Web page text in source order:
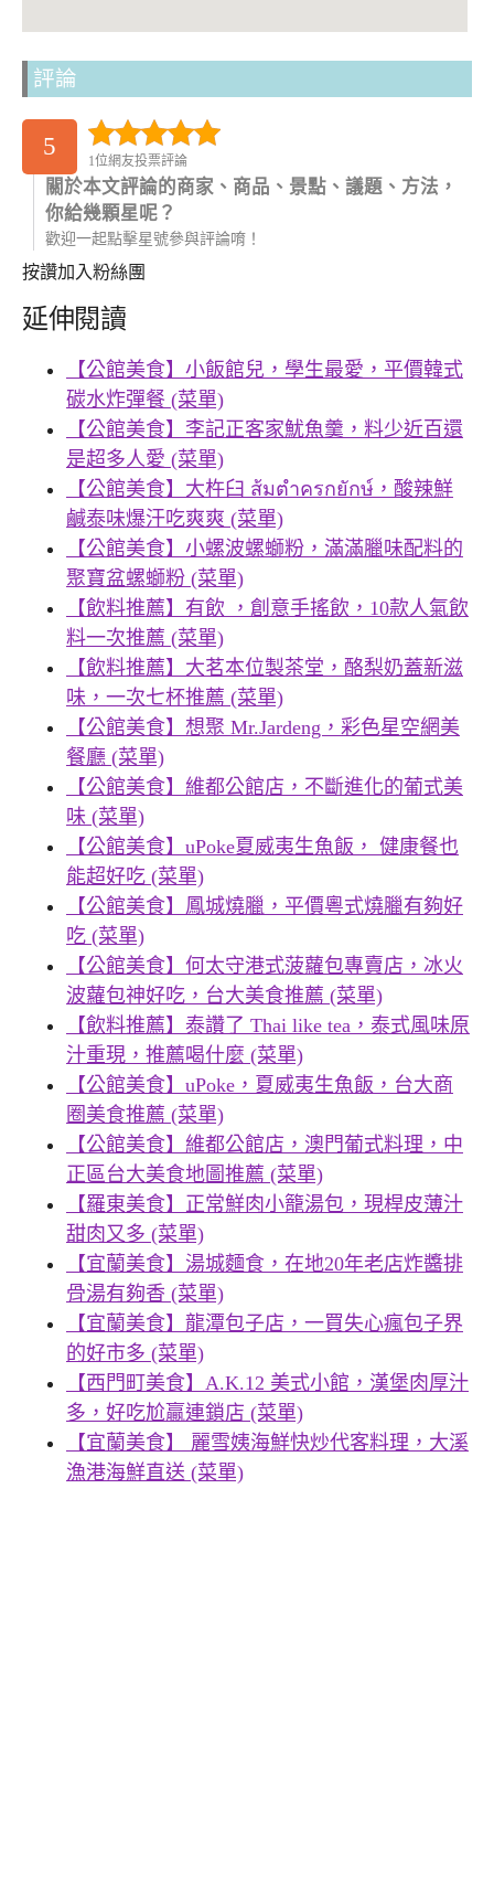
評論
5
1位網友投票評論
關於本文評論的商家、商品、景點、議題、方法，
你給幾顆星呢？
歡迎一起點擊星號參與評論唷！
按讚加入粉絲團
延伸閱讀
【公館美食】小飯館兒，學生最愛，平價韓式
碳水炸彈餐 (菜單)
【公館美食】李記正客家魷魚羹，料少近百還
是超多人愛 (菜單)
【公館美食】大杵臼 ส้มตําครกยักษ์，酸辣鮮
鹹泰味爆汗吃爽爽 (菜單)
【公館美食】小螺波螺螄粉，滿滿臘味配料的
聚寶盆螺螄粉 (菜單)
【飲料推薦】有飲 ，創意手搖飲，10款人氣飲
料一次推薦 (菜單)
【飲料推薦】大茗本位製茶堂，酪梨奶蓋新滋
味，一次七杯推薦 (菜單)
【公館美食】想聚 Mr.Jardeng，彩色星空網美
餐廳 (菜單)
【公館美食】維都公館店，不斷進化的葡式美
味 (菜單)
【公館美食】uPoke夏威夷生魚飯， 健康餐也
能超好吃 (菜單)
【公館美食】鳳城燒臘，平價粵式燒臘有夠好
吃 (菜單)
【公館美食】何太守港式菠蘿包專賣店，冰火
波蘿包神好吃，台大美食推薦 (菜單)
【飲料推薦】泰讚了 Thai like tea，泰式風味原
汁重現，推薦喝什麼 (菜單)
【公館美食】uPoke，夏威夷生魚飯，台大商
圈美食推薦 (菜單)
【公館美食】維都公館店，澳門葡式料理，中
正區台大美食地圖推薦 (菜單)
【羅東美食】正常鮮肉小籠湯包，現桿皮薄汁
甜肉又多 (菜單)
【宜蘭美食】湯城麵食，在地20年老店炸醬排
骨湯有夠香 (菜單)
【宜蘭美食】龍潭包子店，一買失心瘋包子界
的好市多 (菜單)
【西門町美食】A.K.12 美式小館，漢堡肉厚汁
多，好吃尬贏連鎖店 (菜單)
【宜蘭美食】 麗雪姨海鮮快炒代客料理，大溪
漁港海鮮直送 (菜單)